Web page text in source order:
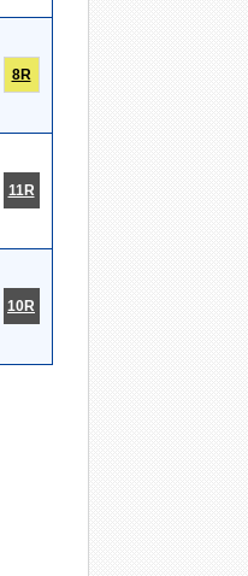
8R
11R
10R